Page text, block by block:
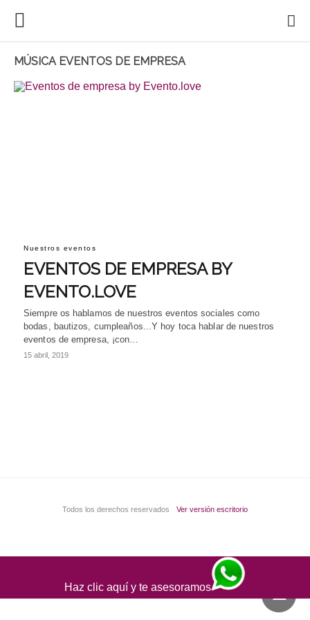
MÚSICA EVENTOS DE EMPRESA
Nuestros eventos
EVENTOS DE EMPRESA BY
EVENTO.LOVE
Siempre os hablamos de nuestros eventos sociales como
bodas, bautizos, cumpleaños...Y hoy toca hablar de nuestros
eventos de empresa, ¡con…
15 abril, 2019
Todos los derechos reservados Ver versión escritorio
Haz clic aquí y te asesoramos